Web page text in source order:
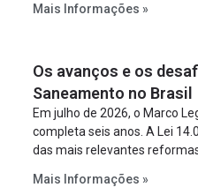
empreendimento. Ou seja, a
projeto a projeto.
Mais Informações »
Os avanços e os
Saneamento no Brasil
Em julho de 2026, o Marco
completa seis anos. A Lei
das mais relevantes
serviços, ampliar a
Mais Informações »